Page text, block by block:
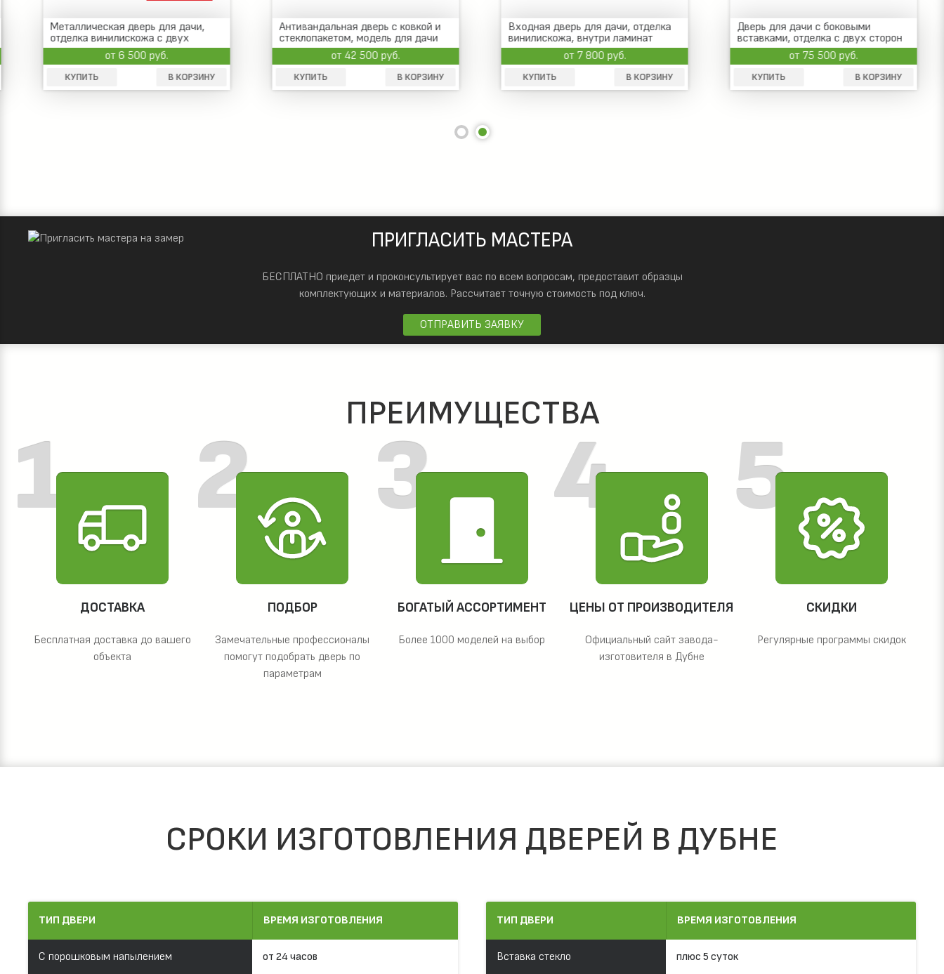
Металлическая дверь для дачи,
отделка винилискожа с двух
сторон
от 6 500 руб.
КУПИТЬ В КОРЗИНУ
Антивандальная дверь с ковкой и
стеклопакетом, модель для дачи
от 42 500 руб.
КУПИТЬ В КОРЗИНУ
Входная дверь для дачи, отделка
винилискожа, внутри ламинат
от 7 800 руб.
КУПИТЬ В КОРЗИНУ
Дверь для дачи с боковыми
вставками, отделка с двух сторон
МДФ красного цвета
от 75 500 руб.
КУПИТЬ В КОРЗИНУ
ПРИГЛАСИТЬ МАСТЕРА
БЕСПЛАТНО приедет и проконсультирует вас по всем вопросам, предоставит образцы
комплектующих и материалов. Рассчитает точную стоимость под ключ.
ОТПРАВИТЬ ЗАЯВКУ
ПРЕИМУЩЕСТВА
ДОСТАВКА
Бесплатная доставка до вашего
объекта
ПОДБОР
Замечательные профессионалы
помогут подобрать дверь по
параметрам
БОГАТЫЙ АССОРТИМЕНТ
Более 1000 моделей на выбор
ЦЕНЫ ОТ ПРОИЗВОДИТЕЛЯ
Официальный сайт завода-
изготовителя в Дубне
СКИДКИ
Регулярные программы скидок
СРОКИ ИЗГОТОВЛЕНИЯ ДВЕРЕЙ В ДУБНЕ
ТИП ДВЕРИ ВРЕМЯ ИЗГОТОВЛЕНИЯ
С порошковым напылением от 24 часов
ТИП ДВЕРИ ВРЕМЯ ИЗГОТОВЛЕНИЯ
Вставка стекло плюс 5 суток